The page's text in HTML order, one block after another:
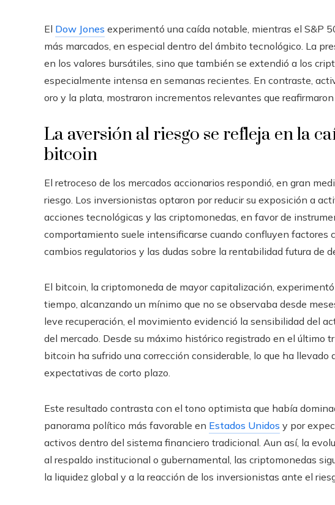
El Dow Jones experimentó una caída notable, mientras el S&P
más marcados, en especial dentro del ámbito tecnológico. La
en los valores bursátiles, sino que también se extendió a los
especialmente intensa en semanas recientes. En contraste,
oro y la plata, mostraron incrementos relevantes que
La aversión al riesgo se refleja en la
bitcoin
El retroceso de los mercados accionarios respondió, en gran
riesgo. Los inversionistas optaron por reducir su exposición a
acciones tecnológicas y las criptomonedas, en favor de
comportamiento suele intensificarse cuando confluyen factores
cambios regulatorios y las dudas sobre la rentabilidad futura de
El bitcoin, la criptomoneda de mayor capitalización,
tiempo, alcanzando un mínimo que no se observaba desde
leve recuperación, el movimiento evidenció la sensibilidad del
del mercado. Desde su máximo histórico registrado en el último
bitcoin ha sufrido una corrección considerable, lo que ha
expectativas de corto plazo.
Este resultado contrasta con el tono optimista que había
panorama político más favorable en Estados Unidos y por
activos dentro del sistema financiero tradicional. Aun así, la
al respaldo institucional o gubernamental, las criptomonedas
la liquidez global y a la reacción de los inversionistas ante el